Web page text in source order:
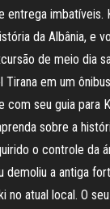
entrega imbatíveis.
da Albânia, e
de meio dia
Tirana em um
com seu guia para
sobre a
o controle da
demoliu a antiga
no atual local. O